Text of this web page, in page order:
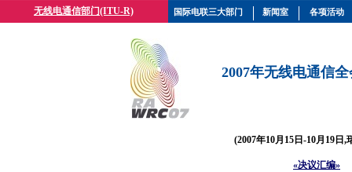
无线电通信部门(ITU-R)
2007年无线电通信
(2007年10月15日-10月19日,
«决议汇编»
国际电联三大部门 新闻室 各项活动